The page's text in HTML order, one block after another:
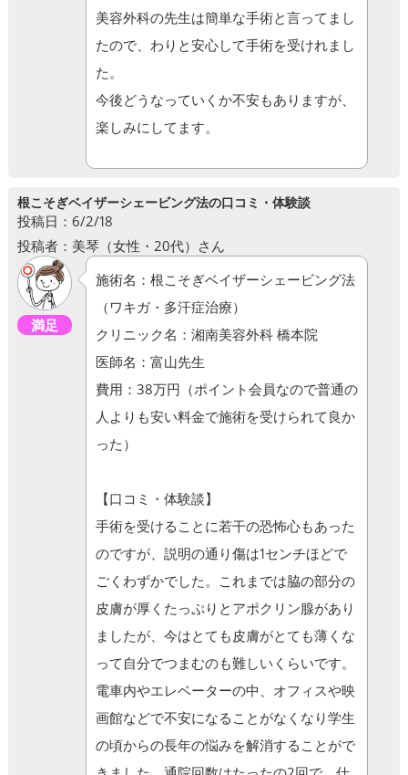
美容外科の先生は簡単な手術と言ってまし
たので、わりと安心して手術を受けれまし
た。
今後どうなっていくか不安もありますが、
楽しみにしてます。
根こそぎベイザーシェービング法の口コミ・体験談
投稿日：6/2/18
投稿者：美琴（女性・20代）さん
満足
施術名：根こそぎベイザーシェービング法
（ワキガ・多汗症治療）
クリニック名：湘南美容外科 橋本院
医師名：富山先生
費用：38万円（ポイント会員なので普通の
人よりも安い料金で施術を受けられて良か
った）
【口コミ・体験談】
手術を受けることに若干の恐怖心もあった
のですが、説明の通り傷は1センチほどで
ごくわずかでした。これまでは脇の部分の
皮膚が厚くたっぷりとアポクリン腺があり
ましたが、今はとても皮膚がとても薄くな
って自分でつまむのも難しいくらいです。
電車内やエレベーターの中、オフィスや映
画館などで不安になることがなくなり学生
の頃からの長年の悩みを解消することがで